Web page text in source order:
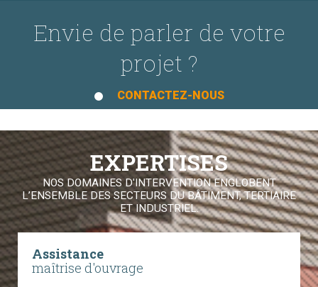
Envie de parler de votre
projet ?
CONTACTEZ-NOUS
EXPERTISES
NOS DOMAINES D'INTERVENTION ENGLOBENT
L’ENSEMBLE DES SECTEURS DU BÂTIMENT, TERTIAIRE
ET INDUSTRIEL.
Assistance
maîtrise d'ouvrage